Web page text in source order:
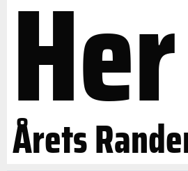
Årets